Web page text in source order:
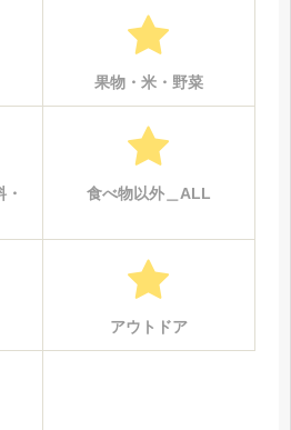
果物・米・野菜
食べ物以外＿ALL
アウトドア